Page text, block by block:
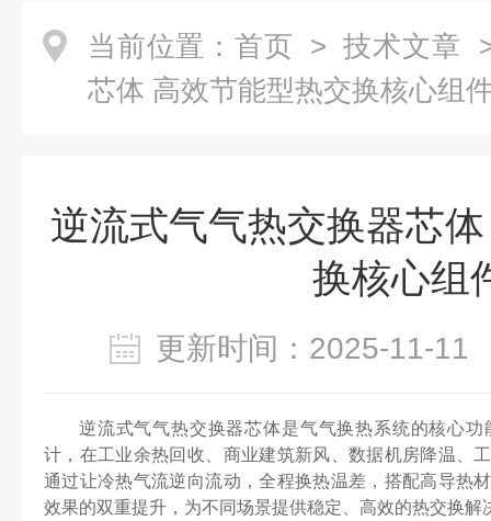
当前位置： 首页 > 技术文章
芯体 高效节能型热交换核心组
逆流式气气热交换器芯
换核心组
更新时间：2025-11-
逆流式气气热交换器芯体是气气换热系统的核心
计，在工业余热回收、商业建筑新风、数据机房降温、
通过让冷热气流逆向流动，全程换热温差，搭配高导热
效果的双重提升，为不同场景提供稳定、高效的热交换解